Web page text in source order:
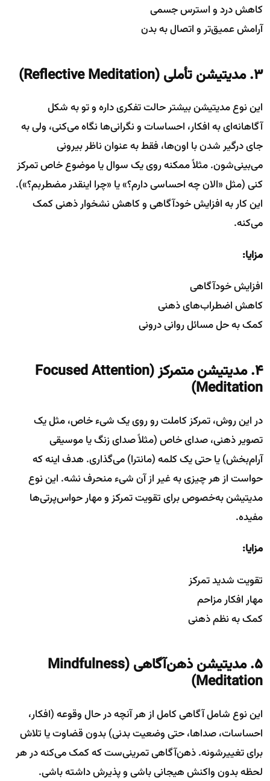
کاهش درد و استرس جسمی
آرامش عمیق‌تر و اتصال به بدن
۳. مدیتیشن تأملی (Reflective Meditation)
این نوع مدیتیشن بیشتر حالت تفکری داره و تو به شکل
آگاهانه‌ای به افکار، احساسات و نگرانی‌ها نگاه می‌کنی، ولی به
جای درگیر شدن با اون‌ها، فقط به عنوان ناظر بیرونی
می‌بینی‌شون. مثلاً ممکنه روی یک سوال یا موضوع خاص تمرکز
کنی (مثل «الان چه احساسی دارم؟» یا «چرا اینقدر مضطربم؟»).
این کار به افزایش خودآگاهی و کاهش نشخوار ذهنی کمک
می‌کنه.
مزایا:
افزایش خودآگاهی
کاهش اضطراب‌های ذهنی
کمک به حل مسائل روانی درونی
۴. مدیتیشن متمرکز (Focused Attention
Meditation)
در این روش، تمرکز کاملت رو روی یک شیء خاص، مثل یک
تصویر ذهنی، صدای خاص (مثلاً صدای زنگ یا موسیقی
آرام‌بخش) یا حتی یک کلمه (مانترا) می‌گذاری. هدف اینه که
حواست از هر چیزی به غیر از آن شیء منحرف نشه. این نوع
مدیتیشن به‌خصوص برای تقویت تمرکز و مهار حواس‌پرتی‌ها
مفیده.
مزایا:
تقویت شدید تمرکز
مهار افکار مزاحم
کمک به نظم ذهنی
۵. مدیتیشن ذهن‌آگاهی (Mindfulness
Meditation)
این نوع شامل آگاهی کامل از هر آنچه در حال وقوعه (افکار،
احساسات، صداها، حتی وضعیت بدنی) بدون قضاوت یا تلاش
برای تغییرشونه. ذهن‌آگاهی تمرینی‌ست که کمک می‌کنه در هر
لحظه بدون واکنش هیجانی باشی و پذیرش داشته باشی.